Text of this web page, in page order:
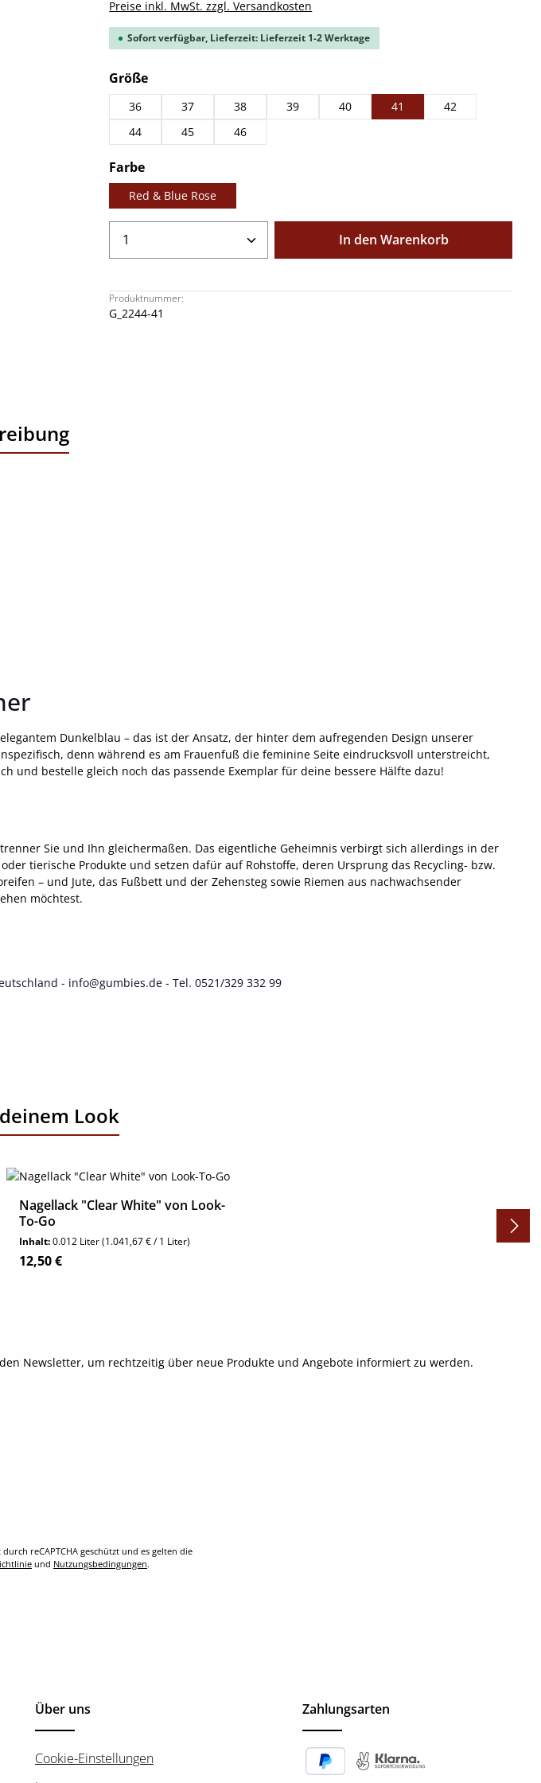
Preise inkl. MwSt. zzgl. Versandkosten
Sofort verfügbar, Lieferzeit: Lieferzeit 1-2 Werktage
Größeauswählen
36 37 38 39 40 41
42
44
45 46
Farbeauswählen
Red & Blue Rose
Produkt Anzahl: Gib den gewünschten Wert
In den Warenkorb
Produktnummer:
G_2244-41
Dunkelblau – das ist der Ansatz, der hinter dem aufregenden Design unserer
denn während es am Frauenfuß die feminine Seite eindrucksvoll unterstreicht,
und bestelle gleich noch das passende Exemplar für deine bessere Hälfte dazu!
Sie und Ihn gleichermaßen. Das eigentliche Geheimnis verbirgt sich allerdings in der
tierische Produkte und setzen dafür auf Rohstoffe, deren Ursprung das Recycling- bzw.
– und Jute, das Fußbett und der Zehensteg sowie Riemen aus nachwachsender
möchtest.
- info@gumbies.de - Tel. 0521/329 332 99
Look
Nagellack "Clear White" von Look-
To-Go
Inhalt:0.012 Liter(1.041,67 € / 1 Liter)
Regulärer Preis:
12,50 €
Newsletter, um rechtzeitig über neue Produkte und Angebote informiert zu werden.
durch reCAPTCHA geschützt und es gelten die
und Nutzungsbedingungen.
Über uns
Cookie-Einstellungen
Zahlungsarten